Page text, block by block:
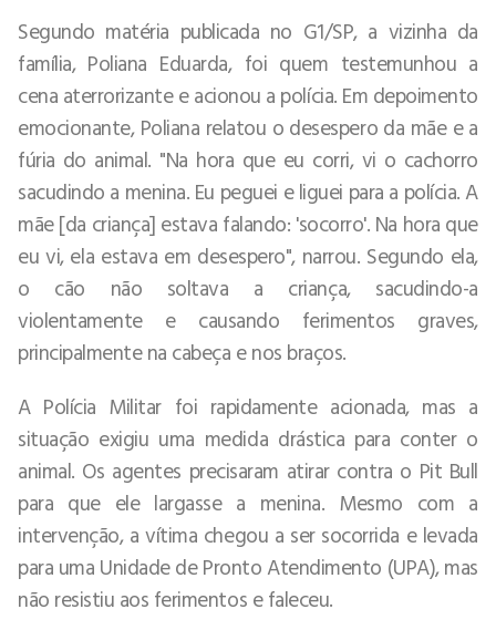
Segundo matéria publicada no G1/SP, a vizinha da
família, Poliana Eduarda, foi quem testemunhou a
cena aterrorizante e acionou a polícia. Em depoimento
emocionante, Poliana relatou o desespero da mãe e a
fúria do animal. "Na hora que eu corri, vi o cachorro
sacudindo a menina. Eu peguei e liguei para a polícia. A
mãe [da criança] estava falando: 'socorro'. Na hora que
eu vi, ela estava em desespero", narrou. Segundo ela,
o cão não soltava a criança, sacudindo-a
violentamente e causando ferimentos graves,
principalmente na cabeça e nos braços.
A Polícia Militar foi rapidamente acionada, mas a
situação exigiu uma medida drástica para conter o
animal. Os agentes precisaram atirar contra o Pit Bull
para que ele largasse a menina. Mesmo com a
intervenção, a vítima chegou a ser socorrida e levada
para uma Unidade de Pronto Atendimento (UPA), mas
não resistiu aos ferimentos e faleceu.